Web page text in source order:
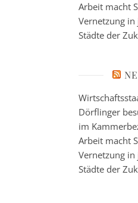
Arbeit macht
Vernetzung
Städte der
Dörflinger
im
Arbeit macht
Vernetzung
Städte der